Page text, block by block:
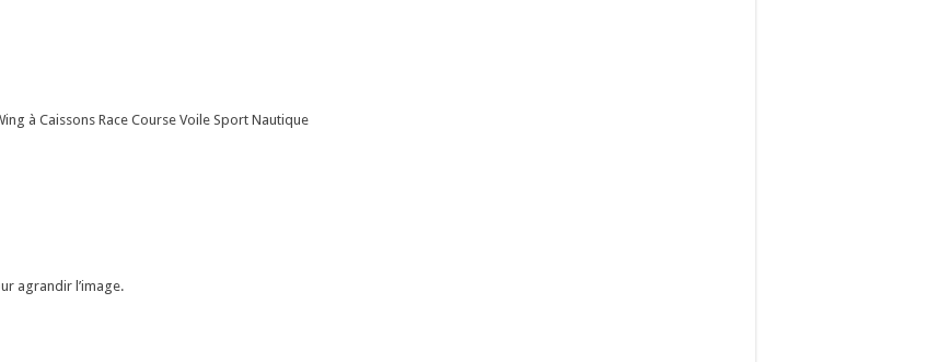
à Caissons Race Course Voile Sport Nautique
agrandir l’image.